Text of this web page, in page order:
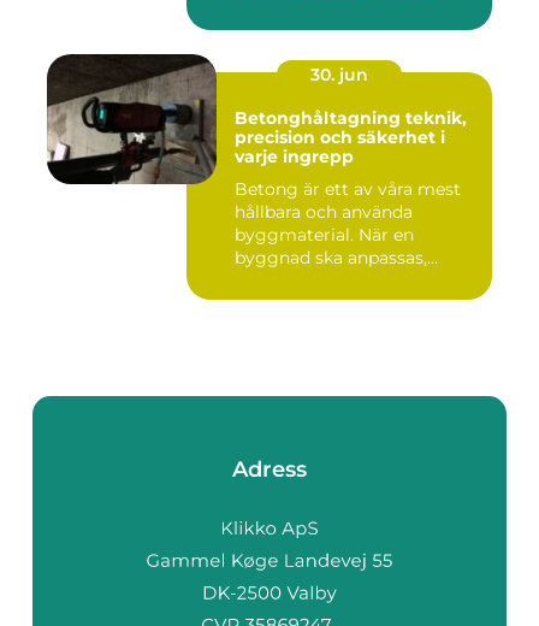
30. jun
Betonghåltagning teknik,
precision och säkerhet i
varje ingrepp
Betong är ett av våra mest
hållbara och använda
byggmaterial. När en
byggnad ska anpassas,
Adress